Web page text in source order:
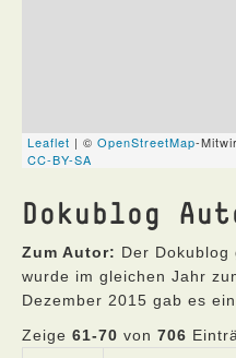
Dokublog
Zum Autor: Der Dokublog
wurde im gleichen Jahr
Dezember 2015 gab es
Zeige 61-70 von 706